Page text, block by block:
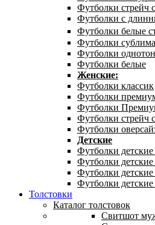
Футболки стрейч
Футболки с
Футболки белые
Футболки
Футболки
Футболки белые
Женские:
Футболки классик
Футболки
Футболки
Футболки стрейч
Футболки
Детские
Футболки детские
Футболки
Футболки
Футболки
Толстовки
Каталог толстовок
Свитшот